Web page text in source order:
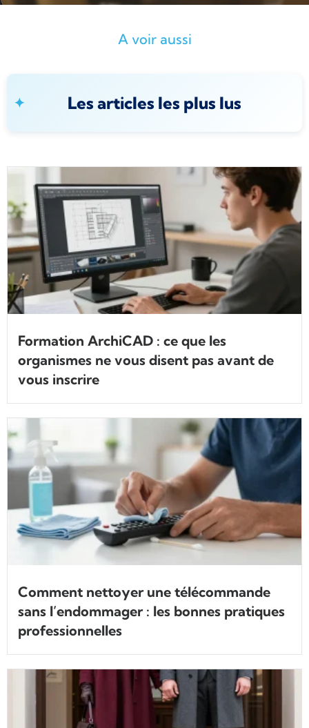
A voir aussi
Les articles les plus lus
Formation ArchiCAD : ce que les
organismes ne vous disent pas avant de
vous inscrire
Comment nettoyer une télécommande
sans l’endommager : les bonnes pratiques
professionnelles